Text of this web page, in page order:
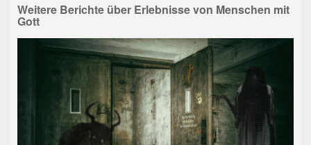
Weitere Berichte über Erlebnisse von Menschen mit
Gott